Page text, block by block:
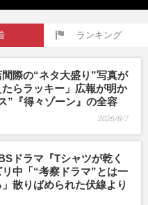
ランキング
間際の“ネタ大盛り”写真が
らラッキー」広報が明か
”『得々ゾーン』の全容
2026/8/7
ドラマ『Tシャツが乾く
中「“考察ドラマ”とは一
散りばめられた伏線より